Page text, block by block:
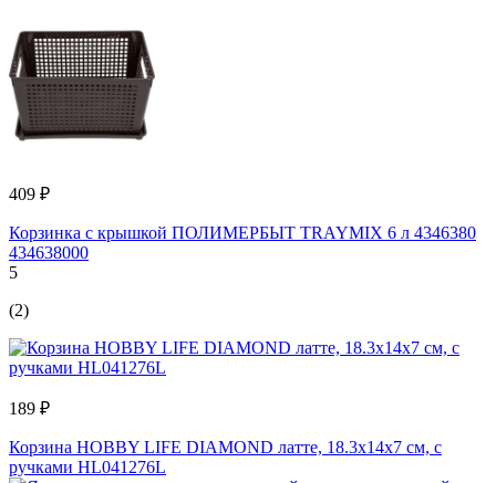
409 ₽
Корзинка с крышкой ПОЛИМЕРБЫТ TRAYMIX 6 л 4346380
434638000
5
(2)
189 ₽
Корзина HOBBY LIFE DIAMOND латте, 18.3х14х7 см, с
ручками HL041276L